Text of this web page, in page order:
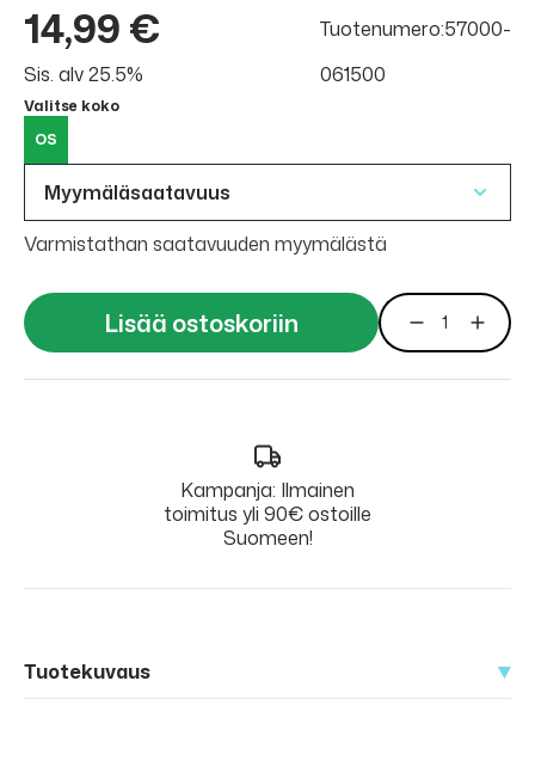
14,99 €
Sis. alv 25.5%
Tuotenumero:57000-
061500
Valitse koko
OS
Myymäläsaatavuus
Varmistathan saatavuuden myymälästä
Lisää ostoskoriin
Kampanja: Ilmainen
toimitus yli 90€ ostoille
Suomeen!
Tuotekuvaus